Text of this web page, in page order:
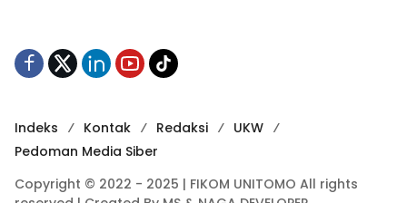
Indeks Kontak Redaksi
UKW
Pedoman Media Siber
Copyright © 2022 - 2025 | FIKOM UNITOMO All rights